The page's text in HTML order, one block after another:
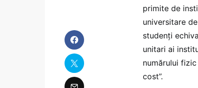
primite de
universitare
studenți
unitari ai
numărului
cost”.